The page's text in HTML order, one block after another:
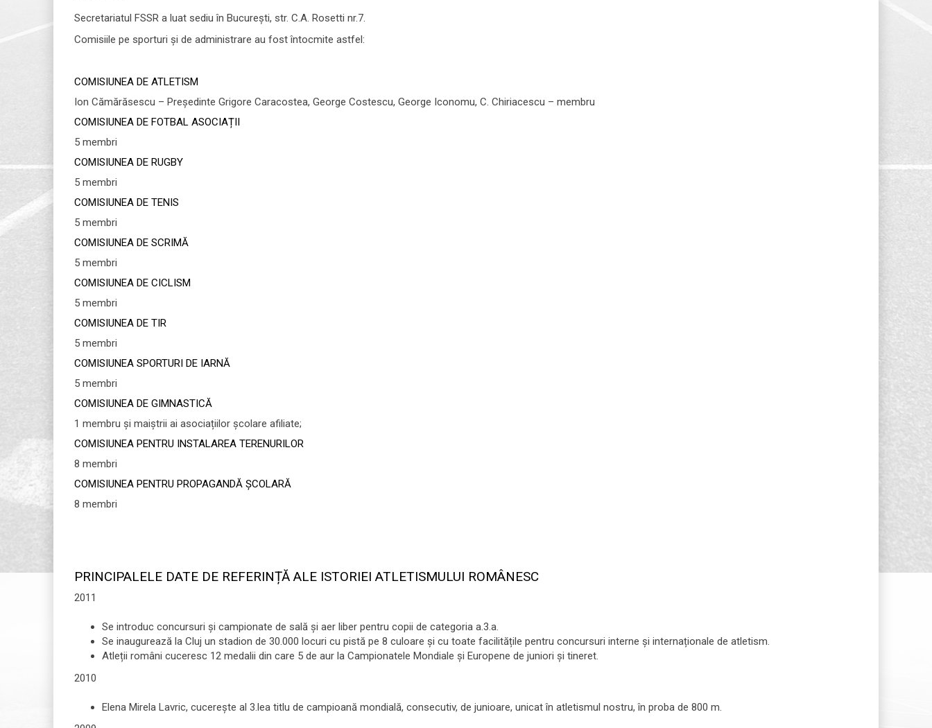
Secretariatul FSSR a luat sediu în București, str. C.A. Rosetti nr.7.
Comisiile pe sporturi și de administrare au fost întocmite astfel:
COMISIUNEA DE ATLETISM
Ion Cămărăsescu – Președinte Grigore Caracostea, George Costescu, George Iconomu, C. Chiriacescu – membru
COMISIUNEA DE FOTBAL ASOCIAȚII
5 membri
COMISIUNEA DE RUGBY
5 membri
COMISIUNEA DE TENIS
5 membri
COMISIUNEA DE SCRIMĂ
5 membri
COMISIUNEA DE CICLISM
5 membri
COMISIUNEA DE TIR
5 membri
COMISIUNEA SPORTURI DE IARNĂ
5 membri
COMISIUNEA DE GIMNASTICĂ
1 membru și maiștrii ai asociațiilor școlare afiliate;
COMISIUNEA PENTRU INSTALAREA TERENURILOR
8 membri
COMISIUNEA PENTRU PROPAGANDĂ ȘCOLARĂ
8 membri
PRINCIPALELE DATE DE REFERINȚĂ ALE ISTORIEI ATLETISMULUI ROMÂNESC
2011
Se introduc concursuri și campionate de sală și aer liber pentru copii de categoria a.3.a.
Se inaugurează la Cluj un stadion de 30.000 locuri cu pistă pe 8 culoare și cu toate facilitățile pentru concursuri interne și internaționale de atletism.
Atleții români cuceresc 12 medalii din care 5 de aur la Campionatele Mondiale și Europene de juniori și tineret.
2010
Elena Mirela Lavric, cucereşte al 3.lea titlu de campioană mondială, consecutiv, de junioare, unicat în atletismul nostru, în proba de 800 m.